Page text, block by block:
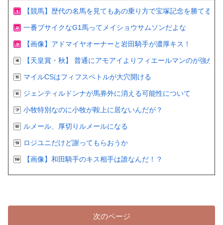
【競馬】歴代の名馬を見てもあの乗り方で宝塚記念を勝てる
一番ブサイクなG1馬ってメイショウサムソンだよな
【画像】アドマイヤオーナーと岩田騎手が濃厚キス！
【天皇賞・秋】 普通にアモアイよりフィエールマンのが強かっ
マイルCSはフィフスペトルが大穴開ける
ジェンティルドンナが馬券外に消える可能性について
小牧特別なのに小牧が鞍上に居ないんだが？
ルメール、厚切りルメールになる
ロジユニだけど謝ってもらおうか
【画像】和田騎手のキス相手は誰なんだ！？
次のページ